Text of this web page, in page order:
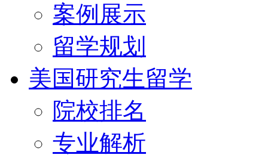
案例展示
留学规划
美国研究生留学
院校排名
专业解析